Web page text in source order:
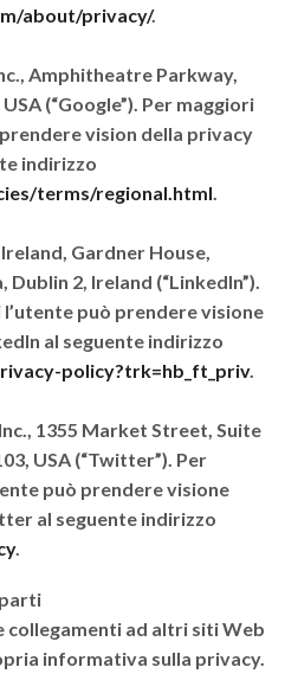
about/privacy/.
Amphitheatre Parkway,
(“Google”). Per maggiori
vision della privacy
indirizzo
terms/regional.html
Gardner House,
2, Ireland (“LinkedIn”).
può prendere visione
al seguente indirizzo
policy?trk=hb_ft_priv.
1355 Market Street, Suite
USA (“Twitter”). Per
può prendere visione
al seguente indirizzo
.
ad altri siti Web
informativa sulla privacy.